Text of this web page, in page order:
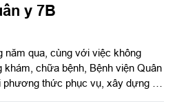
y 7B
năm qua, cùng với việc không
chữa bệnh, Bệnh viện Quân
thức phục vụ, xây dựng và